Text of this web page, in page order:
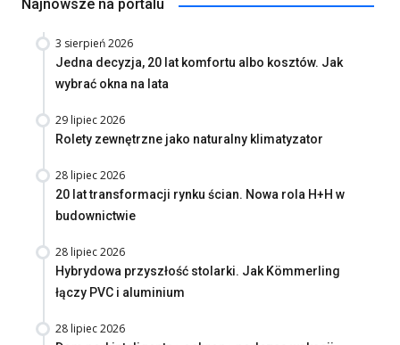
Najnowsze na portalu
3 sierpień 2026
Jedna decyzja, 20 lat komfortu albo kosztów. Jak
wybrać okna na lata
29 lipiec 2026
Rolety zewnętrzne jako naturalny klimatyzator
28 lipiec 2026
20 lat transformacji rynku ścian. Nowa rola H+H w
budownictwie
28 lipiec 2026
Hybrydowa przyszłość stolarki. Jak Kömmerling
łączy PVC i aluminium
28 lipiec 2026